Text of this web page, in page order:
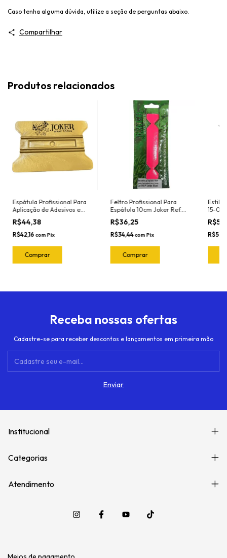
Caso tenha alguma dúvida, utilize a seção de perguntas abaixo.
Compartilhar
Produtos relacionados
Espátula Profissional Para
Aplicação de Adesivos e
Insulfilm Largura 11cm
Marca Joker Ref. 6012 Cor:
Dourada (Nylon -
Resistente ao calor )
R$44,38
R$42,16 com Pix
Feltro Profissional Para
Espátula 10cm Joker Ref.
1020.P Pink(5 Und)
R$36,25
R$34,44com Pix
15-
Receba nossas ofertas
Cadastre-se para receber descontos e lançamentos em primeira mão
Institucional
Categorias
Atendimento